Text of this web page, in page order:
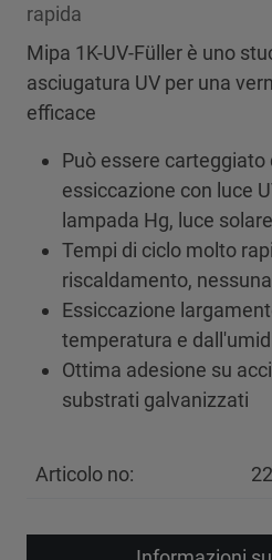
rapida
Mipa 1K-UV-Füller è uno
asciugatura UV per una
efficace
Può essere
essiccazione con luce
lampada Hg, luce
Tempi di ciclo molto
riscaldamento,
Essiccazione
temperatura e
Ottima adesione su
substrati galvanizzati
Articolo no: